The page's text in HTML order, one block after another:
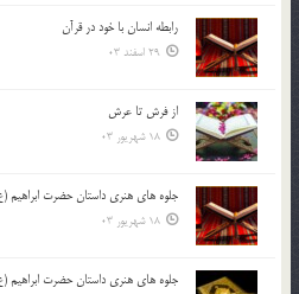
رابطه انسان با خود در قرآن
29 اسفند 03
از فرش تا عرش
18 شهریور 03
جلوه هاي هنري داستان حضرت ابراهيم
18 شهریور 03
جلوه هاي هنري داستان حضرت ابراهيم